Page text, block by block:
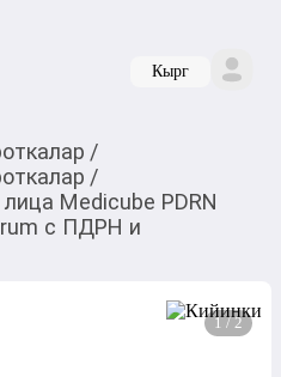
Кырг
/
/
Medicube PDRN
с ПДРН и
1 / 2